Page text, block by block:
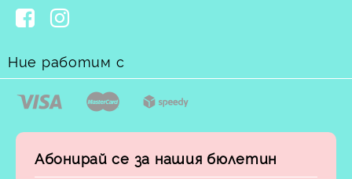
Ние работим с
Абонирай се за нашия бюлетин